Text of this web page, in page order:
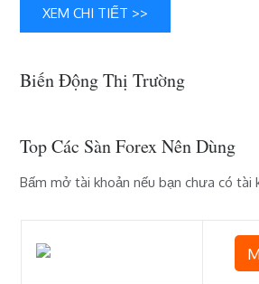
giao
cổ
phiếu
XEM CHI TIẾT >>
Biến Động Thị Trường
Top Các Sàn Forex Nên Dùng
Bấm mở tài khoản nếu bạn chưa có tài